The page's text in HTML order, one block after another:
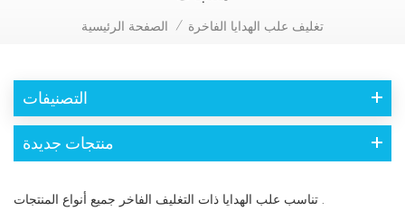
الصفحة الرئيسية / تغليف علب الهدايا الفاخرة
التصنيفات
منتجات جديدة